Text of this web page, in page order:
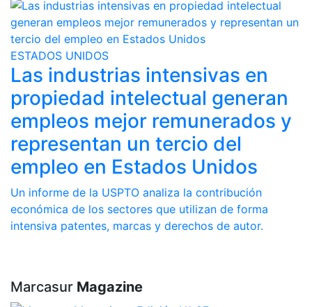
ESTADOS UNIDOS
Las industrias intensivas en
propiedad intelectual generan
empleos mejor remunerados y
representan un tercio del
empleo en Estados Unidos
Un informe de la USPTO analiza la contribución
económica de los sectores que utilizan de forma
intensiva patentes, marcas y derechos de autor.
Marcasur Magazine